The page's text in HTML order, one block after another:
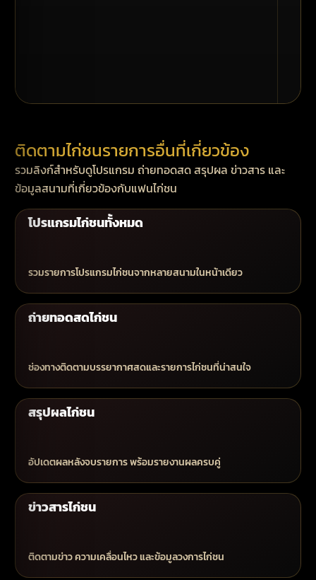
ติดตามไก่ชนรายการอื่นที่เกี่ยวข้อง
รวมลิงก์สำหรับดูโปรแกรม ถ่ายทอดสด สรุปผล ข่าวสาร และ
ข้อมูลสนามที่เกี่ยวข้องกับแฟนไก่ชน
โปรแกรมไก่ชนทั้งหมด
รวมรายการโปรแกรมไก่ชนจากหลายสนามในหน้าเดียว
ถ่ายทอดสดไก่ชน
ช่องทางติดตามบรรยากาศสดและรายการไก่ชนที่น่าสนใจ
สรุปผลไก่ชน
อัปเดตผลหลังจบรายการ พร้อมรายงานผลครบคู่
ข่าวสารไก่ชน
ติดตามข่าว ความเคลื่อนไหว และข้อมูลวงการไก่ชน